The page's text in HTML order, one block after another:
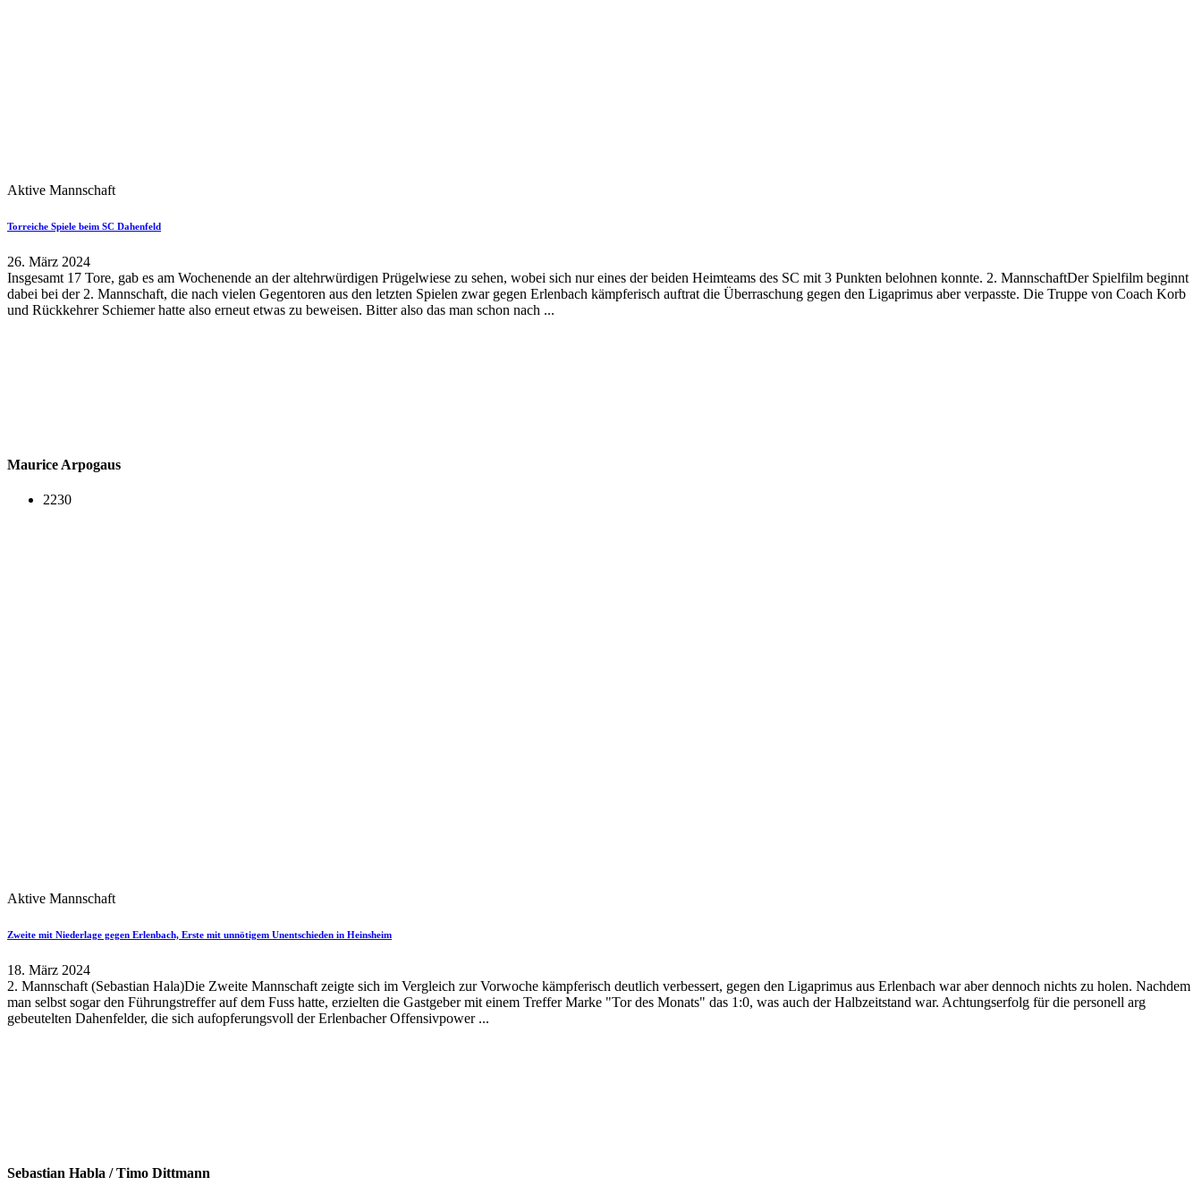
Aktive Mannschaft
Torreiche Spiele beim SC Dahenfeld
26. März 2024
Insgesamt 17 Tore, gab es am Wochenende an der altehrwürdigen Prügelwiese zu sehen, wobei sich nur eines der beiden Heimteams des SC mit 3 Punkten belohnen konnte. 2. MannschaftDer Spielfilm beginnt
dabei bei der 2. Mannschaft, die nach vielen Gegentoren aus den letzten Spielen zwar gegen Erlenbach kämpferisch auftrat die Überraschung gegen den Ligaprimus aber verpasste. Die Truppe von Coach Korb
und Rückkehrer Schiemer hatte also erneut etwas zu beweisen. Bitter also das man schon nach ...
Maurice Arpogaus
2230
Aktive Mannschaft
Zweite mit Niederlage gegen Erlenbach, Erste mit unnötigem Unentschieden in Heinsheim
18. März 2024
2. Mannschaft (Sebastian Hala)Die Zweite Mannschaft zeigte sich im Vergleich zur Vorwoche kämpferisch deutlich verbessert, gegen den Ligaprimus aus Erlenbach war aber dennoch nichts zu holen. Nachdem
man selbst sogar den Führungstreffer auf dem Fuss hatte, erzielten die Gastgeber mit einem Treffer Marke "Tor des Monats" das 1:0, was auch der Halbzeitstand war. Achtungserfolg für die personell arg
gebeutelten Dahenfelder, die sich aufopferungsvoll der Erlenbacher Offensivpower ...
Sebastian Habla / Timo Dittmann